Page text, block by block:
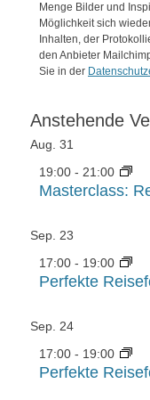
Menge Bilder und
Möglichkeit sich
Inhalten, der
den Anbieter
Sie in der
Anstehende
Aug. 31
19:00 - 21:00
Masterclass:
Sep. 23
17:00 - 19:00
Perfekte
Sep. 24
17:00 - 19:00
Perfekte